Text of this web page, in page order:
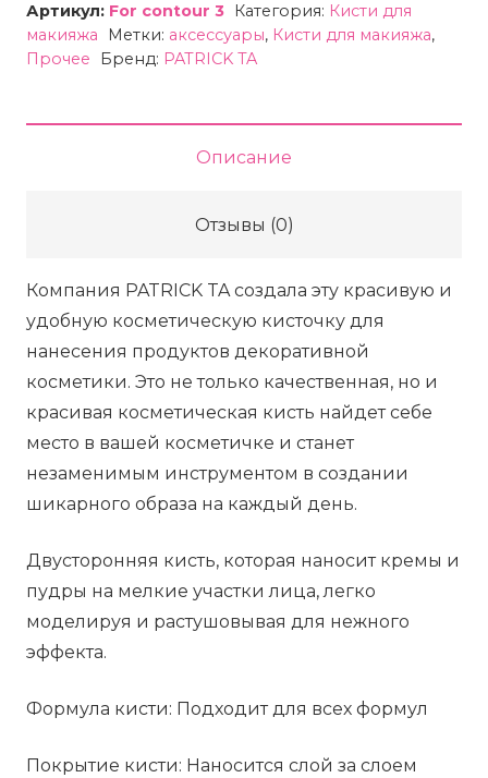
Кисть
для
For
contour
3
Артикул: For contour 3 Категория: Кисти для
макияжа
Метки: аксессуары, Кисти для макияжа,
Прочее
Бренд: PATRICK TA
Описание
Отзывы (0)
Компания PATRICK TA создала эту красивую и
удобную косметическую кисточку для
нанесения продуктов декоративной
косметики. Это не только качественная, но и
красивая косметическая кисть найдет себе
место в вашей косметичке и станет
незаменимым инструментом в создании
шикарного образа на каждый день.
Двусторонняя кисть, которая наносит кремы и
пудры на мелкие участки лица, легко
моделируя и растушовывая для нежного
эффекта.
Формула кисти: Подходит для всех формул
Покрытие кисти: Наносится слой за слоем